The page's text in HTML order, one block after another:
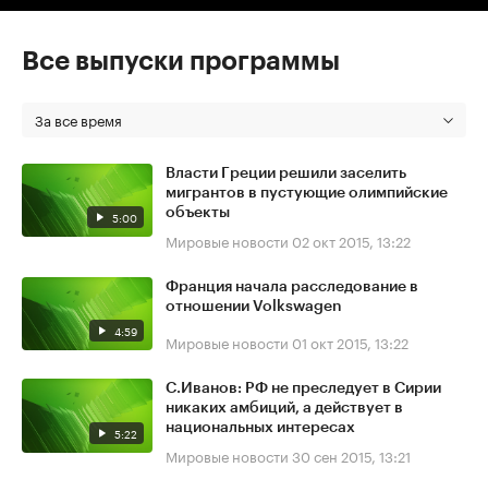
Все выпуски программы
За все время
5:00
Власти Греции решили заселить
мигрантов в пустующие олимпийские
объекты
Мировые новости 02 окт 2015, 13:22
4:59
Франция начала расследование в
отношении Volkswagen
Мировые новости 01 окт 2015, 13:22
5:22
С.Иванов: РФ не преследует в Сирии
никаких амбиций, а действует в
национальных интересах
Мировые новости 30 сен 2015, 13:21